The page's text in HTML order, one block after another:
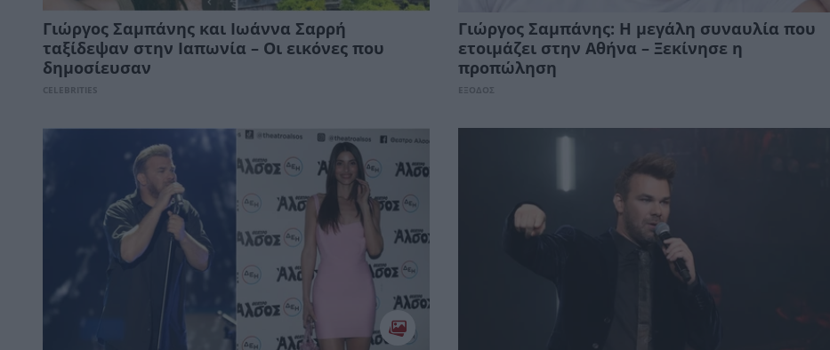
Γιώργος Σαμπάνης και Ιωάννα Σαρρή
ταξίδεψαν στην Ιαπωνία – Οι εικόνες που
δημοσίευσαν
CELEBRITIES
Γιώργος Σαμπάνης: Η μεγάλη συναυλία που
ετοιμάζει στην Αθήνα – Ξεκίνησε η
προπώληση
ΕΞΟΔΟΣ